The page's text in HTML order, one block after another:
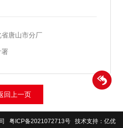
省唐山市分厂
回上一页
粤ICP备2021072713号
技术支持：亿优